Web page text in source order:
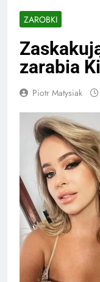
ZAROBKI
zarabia
Piotr Matysiak